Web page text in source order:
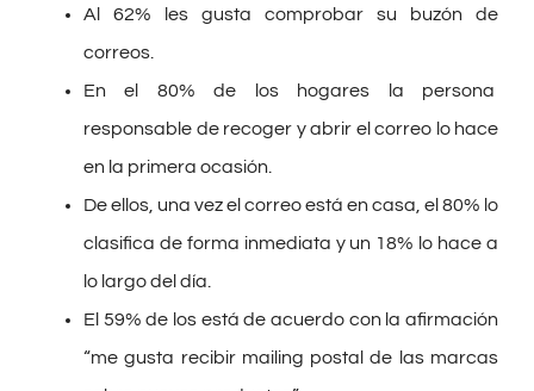
Al 62% les gusta comprobar su buzón de
correos.
En el 80% de los hogares la persona
responsable de recoger y abrir el correo lo hace
en la primera ocasión.
De ellos, una vez el correo está en casa, el 80% lo
clasifica de forma inmediata y un 18% lo hace a
lo largo del día.
El 59% de los está de acuerdo con la afirmación
“me gusta recibir mailing postal de las marcas